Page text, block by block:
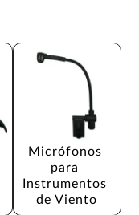
Micrófonos
para
Instrumentos
de Viento